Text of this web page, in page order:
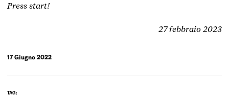
Press start!
27 febbraio 2023
17 Giugno 2022
TAG: